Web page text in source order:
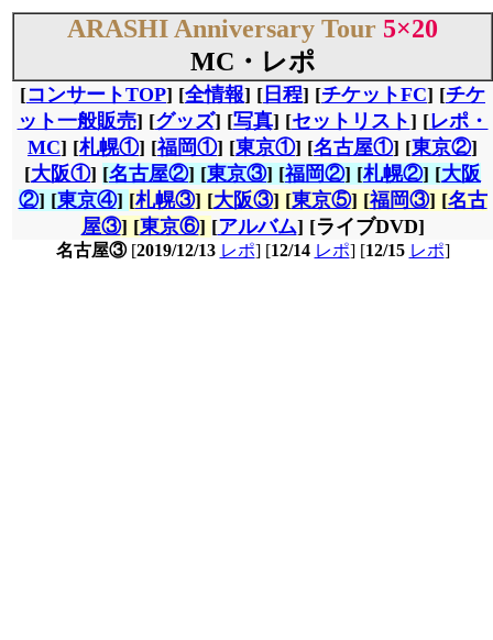
ARASHI Anniversary Tour 5×20
MC・レポ
[コンサートTOP] [全情報] [ 日程] [チケットFC] [チケ
ット一般販売] [グッズ] [写真] [セットリスト] [レポ・
MC] [札幌①] [福岡①] [東京①] [名古屋①] [東京②]
[大阪①] [名古屋②] [東京③] [福岡②] [札幌②] [大阪
②] [東京④] [札幌③] [大阪③] [東京⑤] [福岡③] [名古
屋③] [東京⑥] [アルバム] [ライブDVD]
名古屋③[2019/12/13 レポ] [12/14 レポ] [12/15 レポ]